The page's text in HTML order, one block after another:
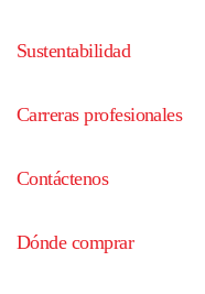
Sustentabilidad
Carreras profesionales
Contáctenos
Dónde comprar